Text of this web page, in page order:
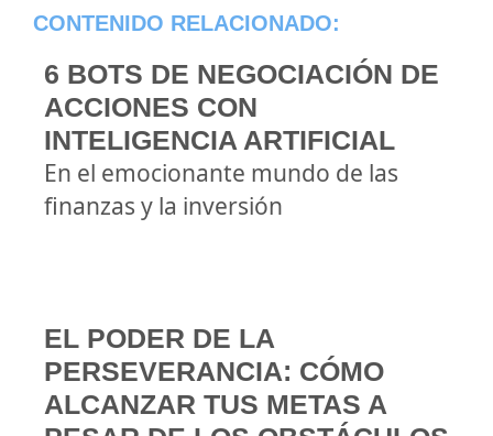
CONTENIDO RELACIONADO:
6 BOTS DE NEGOCIACIÓN DE
ACCIONES CON
INTELIGENCIA ARTIFICIAL
En el emocionante mundo de las
finanzas y la inversión
EL PODER DE LA
PERSEVERANCIA: CÓMO
ALCANZAR TUS METAS A